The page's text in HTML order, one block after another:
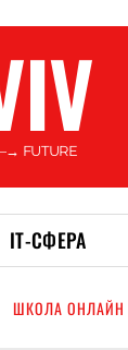
FUTURE
ІТ-СФЕРА
ШКОЛА ОНЛАЙН